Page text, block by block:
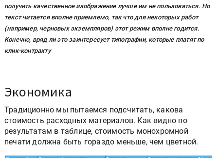
получить качественное изображение лучше им не пользоваться. Но
текст читается вполне приемлемо, так что для некоторых работ
(например, черновых экземпляров) этот режим вполне годится.
Конечно, вряд ли это заинтересует типографии, которые платят по
клик-контракту
Экономика
Традиционно мы пытаемся подсчитать, какова
стоимость расходных материалов. Как видно по
результатам в таблице, стоимость монохромной
печати должна быть гораздо меньше, чем цветной.